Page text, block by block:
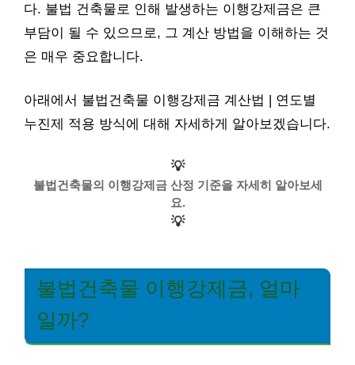
다. 불법 건축물로 인해 발생하는 이행강제금은 큰
부담이 될 수 있으므로, 그 계산 방법을 이해하는 것
은 매우 중요합니다.
아래에서 불법건축물 이행강제금 계산법 | 연도별
누진제 적용 방식에 대해 자세하게 알아보겠습니다.
💡
불법건축물의 이행강제금 산정 기준을 자세히 알아보세
요.
💡
불법건축물 이행강제금, 얼마
일까?